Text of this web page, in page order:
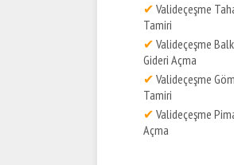
✔ Valideçeşme
Tamiri
✔ Valideçeşme
Gideri Açma
✔ Valideçeşme
Tamiri
✔ Valideçeşme
Açma